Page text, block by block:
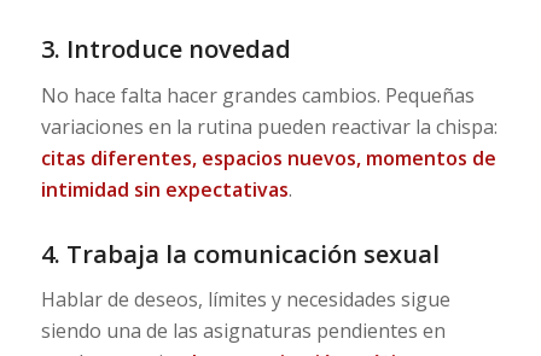
3. Introduce novedad
No hace falta hacer grandes cambios. Pequeñas
variaciones en la rutina pueden reactivar la chispa:
citas diferentes, espacios nuevos, momentos de
intimidad sin expectativas.
4. Trabaja la comunicación sexual
Hablar de deseos, límites y necesidades sigue
siendo una de las asignaturas pendientes en